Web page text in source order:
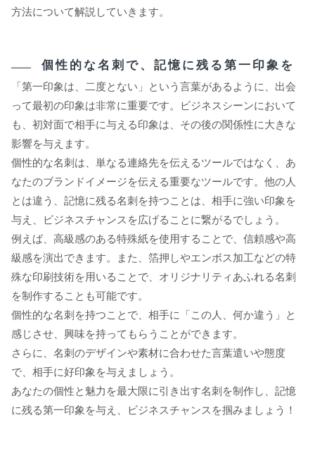
方法について解説していきます。
個性的な名刺で、記憶に残る第一印象を
「第一印象は、二度とない」という言葉があるように、出会
って最初の印象は非常に重要です。ビジネスシーンにおいて
も、初対面で相手に与える印象は、その後の関係性に大きな
影響を与えます。
個性的な名刺は、単なる連絡先を伝えるツールではなく、あ
なたのブランドイメージを伝える重要なツールです。他の人
とは違う、記憶に残る名刺を持つことは、相手に強い印象を
与え、ビジネスチャンスを広げることに繋がるでしょう。
例えば、高級感のある特殊紙を使用することで、信頼感や高
級感を演出できます。また、箔押しやエンボス加工などの特
殊な印刷技術を用いることで、オリジナリティあふれる名刺
を制作することも可能です。
個性的な名刺を持つことで、相手に「この人、何か違う」と
感じさせ、興味を持ってもらうことができます。
さらに、名刺のデザインや素材に合わせた言葉遣いや態度
で、相手に好印象を与えましょう。
あなたの個性と魅力を最大限に引き出す名刺を制作し、記憶
に残る第一印象を与え、ビジネスチャンスを掴みましょう！